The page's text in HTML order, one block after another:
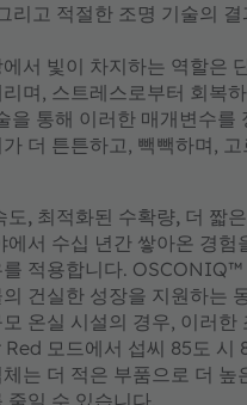
리고 적절한 조명 기술의
서 빛이 차지하는 역할은
며, 스트레스로부터 회복
을 통해 이러한 매개변수
더 튼튼하고, 빽빽하며,
도, 최적화된 수확량, 더 짧
에서 수십 년간 쌓아온 경
적용합니다. OSCONIQ™
건실한 성장을 지원하는
온실 시설의 경우, 이러
모드에서 섭씨 85도 시
는 더 적은 부품으로 더
줄일 수 있습니다.